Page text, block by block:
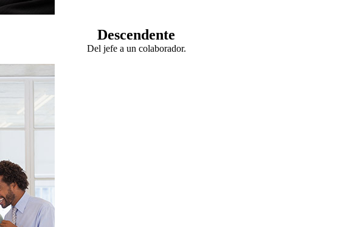
Descendente
Del jefe a un colaborador.